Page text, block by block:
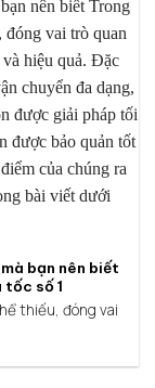
bạn nên biết
tốc số 1
thiếu, đóng vai